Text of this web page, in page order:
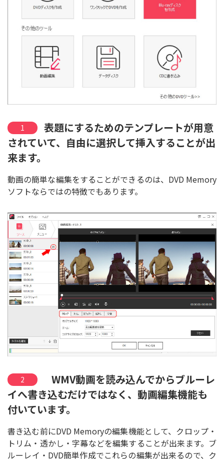
1
表題にするためのテンプレートが用意
されていて、自由に選択して挿入することが出
来ます。
動画の簡単な編集をすることができるのは、DVD Memory
ソフトならではの特徴でもあります。
2
WMV動画を読み込んでからブルーレ
イへ書き込むだけではなく、動画編集機能も
付いています。
書き込む前にDVD Memoryの編集機能として、クロップ・
トリム・透かし・字幕などを編集することが出来ます。ブ
ルーレイ・DVD簡単作成でこれらの編集が出来るので、ク